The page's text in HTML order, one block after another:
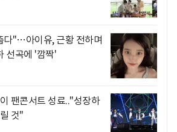
다"…아이유, 근황 전하며
선곡에 '깜짝'
팬콘서트 성료.."성장하
것"